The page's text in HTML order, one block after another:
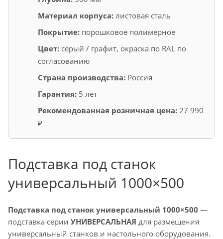
Материал корпуса: листовая сталь
Покрытие: порошковое полимерное
Цвет: серый / графит, окраска по RAL по
согласованию
Страна производства: Россия
Гарантия: 5 лет
Рекомендованная розничная цена: 27 990
₽
Подставка под станок
универсальный 1000×500
Подставка под станок универсальный 1000×500 —
подставка серии УНИВЕРСАЛЬНАЯ для размещения
универсальный станков и настольного оборудования.